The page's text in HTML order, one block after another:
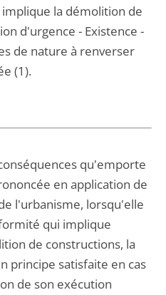
la démolition de
d'urgence - Existence -
de nature à renverser
(1).
qu'emporte
en application de
l'urbanisme, lorsqu'elle
qui implique
de constructions, la
principe satisfaite en cas
de son exécution